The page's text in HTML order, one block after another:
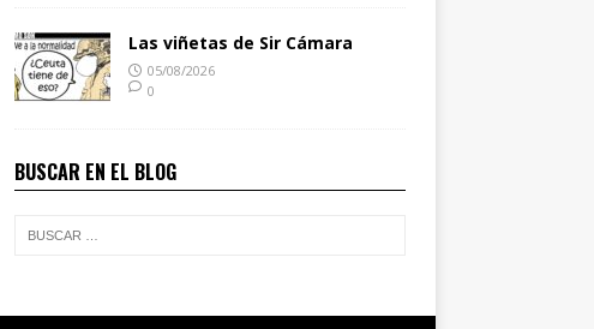
Las viñetas de Sir Cámara
05/08/2026
0
BUSCAR EN EL BLOG